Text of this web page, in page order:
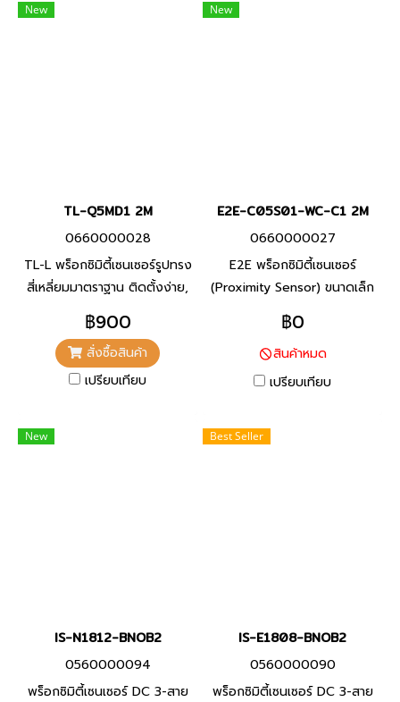
New
TL-Q5MD1 2M
0660000028
TL-L พร็อกซิมิตี้เซนเซอร์รูปทรง
สี่เหลี่ยมมาตราฐาน ติดตั้งง่าย,
พัลส์เจเนอเรเตอร์ความเร็วสูง,
ควบคุมการหมุนความเร็วสูง และ
อื่นๆ
฿900
สั่งซื้อสินค้า
เปรียบเทียบ
New
E2E-C05S01-WC-C1 2M
0660000027
E2E พร็อกซิมิตี้เซนเซอร์
(Proximity Sensor) ขนาดเล็ก
เป็นพิเศษแต่สามารถติดตั้งได้
ง่าย 4 dia. 1.2 mm. NPN NO
ขนาดเส้นผ่าศูนย์กลาง 4 มม.
฿0
สินค้าหมด
เปรียบเทียบ
New
IS-N1812-BNOB2
0560000094
พร็อกซิมิตี้เซนเซอร์ DC 3-สาย
Best Seller
IS-E1808-BNOB2
0560000090
พร็อกซิมิตี้เซนเซอร์ DC 3-สาย